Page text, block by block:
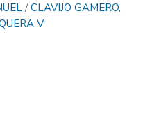
/CLAVIJO GAMERO,
V